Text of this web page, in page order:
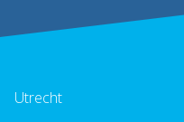
Utrecht